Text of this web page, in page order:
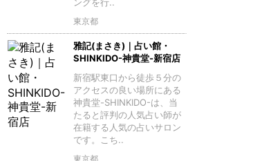
東京都
雅記(まさき)｜占い館・
SHINKIDO-神貴堂-新宿店
新宿駅東口から徒歩５分の
アクセスの良い場所にある
神貴堂-SHINKIDO-は、当
たると評判の人気占い師が
在籍する人気の占いサロン
です。こち..
東京都